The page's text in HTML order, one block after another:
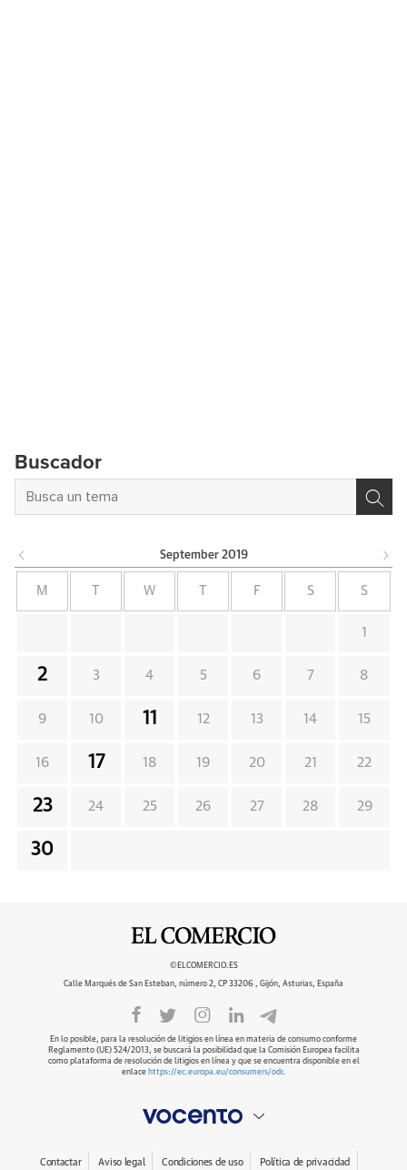
Buscador
September 2019
M W F S S
1
2 3 4 5 6 7 8
9 10 11 12 13 14 15
16 17 18 19 20 21 22
23 24 25 26 27 28 29
30
©ELCOMERCIO.ES
Calle Marqués de San Esteban, número 2, CP 33206 , Gijón, Asturias, España
En lo posible, para la resolución de litigios en línea en materia de consumo conforme
Reglamento (UE) 524/2013, se buscará la posibilidad que la Comisión Europea facilita
como plataforma de resolución de litigios en línea y que se encuentra disponible en el
enlace https://ec.europa.eu/consumers/odr.
Contactar Aviso legal Condiciones de uso Política de privacidad